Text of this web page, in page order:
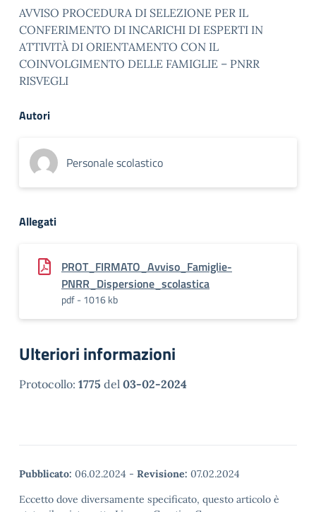
AVVISO PROCEDURA DI SELEZIONE PER IL
CONFERIMENTO DI INCARICHI DI ESPERTI IN
ATTIVITÀ DI ORIENTAMENTO CON IL
COINVOLGIMENTO DELLE FAMIGLIE – PNRR
RISVEGLI
Autori
Personale scolastico
Allegati
PROT_FIRMATO_Avviso_Famiglie-
PNRR_Dispersione_scolastica
pdf - 1016 kb
Ulteriori informazioni
Protocollo: 1775 del 03-02-2024
Pubblicato: 06.02.2024 - Revisione: 07.02.2024
Eccetto dove diversamente specificato, questo articolo è